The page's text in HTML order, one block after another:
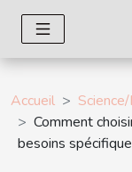
Accueil
Comment
besoins